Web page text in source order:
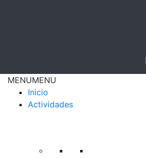
MENUMENU
Inicio
Actividades